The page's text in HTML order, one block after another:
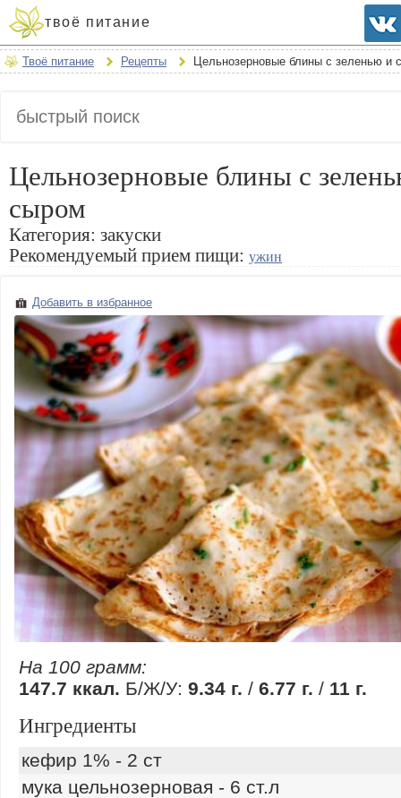
твоё питание
Твоё питание Рецепты Цельнозерновые блины с зеленью и
Цельнозерновые блины с
сыром
Категория: закуски
Рекомендуемый прием пищи: ужин
Добавить в избранное
На 100 грамм:
147.7 ккал. Б/Ж/У: 9.34 г. / 6.77 г. / 11 г.
Ингредиенты
кефир 1% - 2 ст
мука цельнозерновая - 6 ст.л